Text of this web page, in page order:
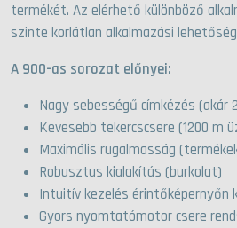
termékét. Az elérhető különböző
szinte korlátlan alkalmazási
A 900-as sorozat előnyei:
Nagy sebességű címkézés (akár
Kevesebb tekercscsere (1200 m
Maximális rugalmasság
Robusztus kialakítás (burkolat)
Intuitív kezelés érintőképernyőn
Gyors nyomtatómotor csere